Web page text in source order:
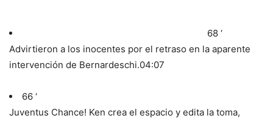
68 ‘
Advirtieron a los inocentes por el retraso en la aparente
intervención de Bernardeschi.04:07
66 ‘
Juventus Chance! Ken crea el espacio y edita la toma,